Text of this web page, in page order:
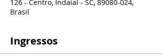
126 - Centro, Indaial - SC, 89080-024,
Brasil
Ingressos